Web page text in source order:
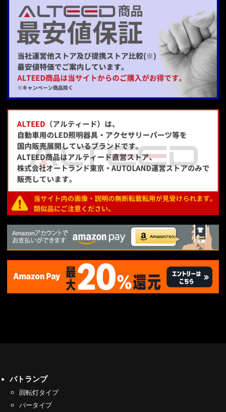
パトランプ
回転灯タイプ
バータイプ